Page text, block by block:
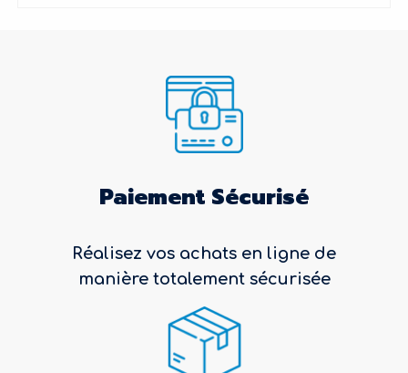
Paiement Sécurisé
Réalisez vos achats en ligne de
manière totalement sécurisée